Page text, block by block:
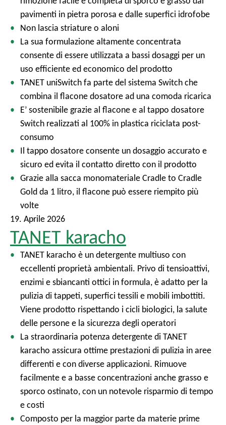
pavimenti in pietra porosa e dalle superfici idrofobe
Non lascia striature o aloni
La sua formulazione altamente concentrata
consente di essere utilizzata a bassi dosaggi per un
uso efficiente ed economico del prodotto
TANET uniSwitch fa parte del sistema Switch che
combina il flacone dosatore ad una comoda ricarica
E’ sostenibile grazie al flacone e al tappo dosatore
Switch realizzati al 100% in plastica riciclata post-
consumo
Il tappo dosatore consente un dosaggio accurato e
sicuro ed evita il contatto diretto con il prodotto
Grazie alla sacca monomateriale Cradle to Cradle
Gold da 1 litro, il flacone può essere riempito più
volte
19. Aprile 2026
TANET karacho
TANET karacho è un detergente multiuso con
eccellenti proprietà ambientali. Privo di tensioattivi,
enzimi e sbiancanti ottici in formula, è adatto per la
pulizia di tappeti, superfici tessili e mobili imbottiti.
Viene prodotto rispettando i cicli biologici, la salute
delle persone e la sicurezza degli operatori
La straordinaria potenza detergente di TANET
karacho assicura ottime prestazioni di pulizia in aree
differenti e con diverse applicazioni. Rimuove
facilmente e a basse concentrazioni anche grasso e
sporco ostinato, con un notevole risparmio di tempo
e costi
Composto per la maggior parte da materie prime